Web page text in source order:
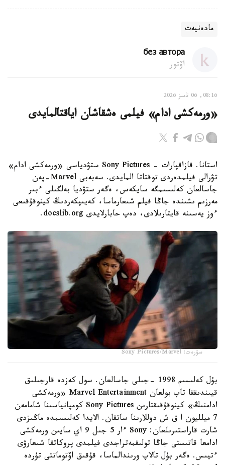
مادەنيەت
без автора
اۆتور
08:16, 06 تامىز 2026
«ورمەكشى ادام» فيلمى ەشقاشان اياقتالمايدى
استانا. قازاقپارات - Sony Pictures ستۋدياسى «ورمەكشى ادام»
تۋرالى فيلمدەردى توقتاتا المايدى. سەبەبى Marvel-پەن
جاسالعان كەلىسىمگە سايكەس، ەگەر ستۋديا بەلگىلى ءبىر
مەرزىم ىشىندە جاڭا فيلم شىعارماسا، كەيىپكەردىڭ كينوقۇقىعى
ءوز يەسىنە قايتارىلادى، دەپ حابارلايدى docslib.org.
سۋرەت: Sony Pictures/Marvel
بۇل كەلىسىم 1998 -جىلى جاسالعان. سول كەزدە قارجىلىق
قيىندىققا تاپ بولعان Marvel Entertainment «ورمەكشى
ادامنىڭ» كينوقۇقىقتارىن Sony Pictures كومپانياسىنا شامامەن
7 ميلليون ا ق ش دوللارىنا ساتقان. الايدا كەلىسىمدە ماڭىزدى
شارت قاراستىرىلعان: Sony ءار 5 جىل 9 اي سايىن ورمەكشى
ادامعا قاتىستى جاڭا تولىقمەتراجدى فيلمدى پروكاتقا شىعارۋى
ءتيىس. ەگەر بۇل تالاپ ورىندالماسا، قۇقىق اۆتوماتتى تۇردە